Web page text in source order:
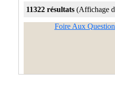
11322 résultats (Affichage
Foire Aux